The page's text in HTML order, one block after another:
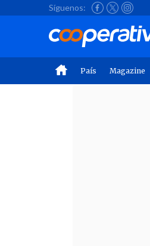
Síguenos:
País Magazine